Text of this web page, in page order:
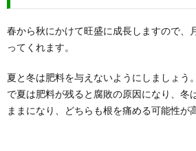
春から秋にかけて旺盛に成長しますので、
ってくれます。
夏と冬は肥料を与えないようにしましょう
で夏は肥料が残ると腐敗の原因になり、冬
ままになり、どちらも根を痛める可能性が